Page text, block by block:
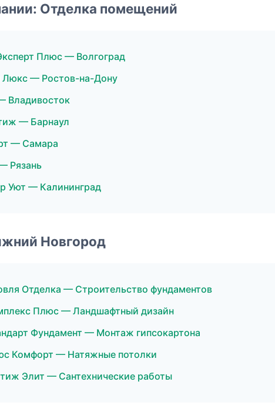
Отделка помещений
Плюс — Волгоград
Люкс — Ростов-на-Дону
Владивосток
— Барнаул
— Самара
Рязань
Уют — Калининград
Новгород
Отделка — Строительство фундаментов
Плюс — Ландшафтный дизайн
Фундамент — Монтаж гипсокартона
Комфорт — Натяжные потолки
Элит — Сантехнические работы